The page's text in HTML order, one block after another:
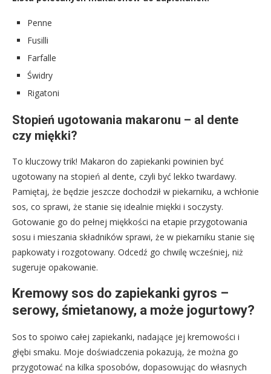
Penne
Fusilli
Farfalle
Świdry
Rigatoni
Stopień ugotowania makaronu – al dente
czy miękki?
To kluczowy trik! Makaron do zapiekanki powinien być
ugotowany na stopień al dente, czyli być lekko twardawy.
Pamiętaj, że będzie jeszcze dochodził w piekarniku, a wchłonie
sos, co sprawi, że stanie się idealnie miękki i soczysty.
Gotowanie go do pełnej miękkości na etapie przygotowania
sosu i mieszania składników sprawi, że w piekarniku stanie się
papkowaty i rozgotowany. Odcedź go chwilę wcześniej, niż
sugeruje opakowanie.
Kremowy sos do zapiekanki gyros –
serowy, śmietanowy, a może jogurtowy?
Sos to spoiwo całej zapiekanki, nadające jej kremowości i
głębi smaku. Moje doświadczenia pokazują, że można go
przygotować na kilka sposobów, dopasowując do własnych